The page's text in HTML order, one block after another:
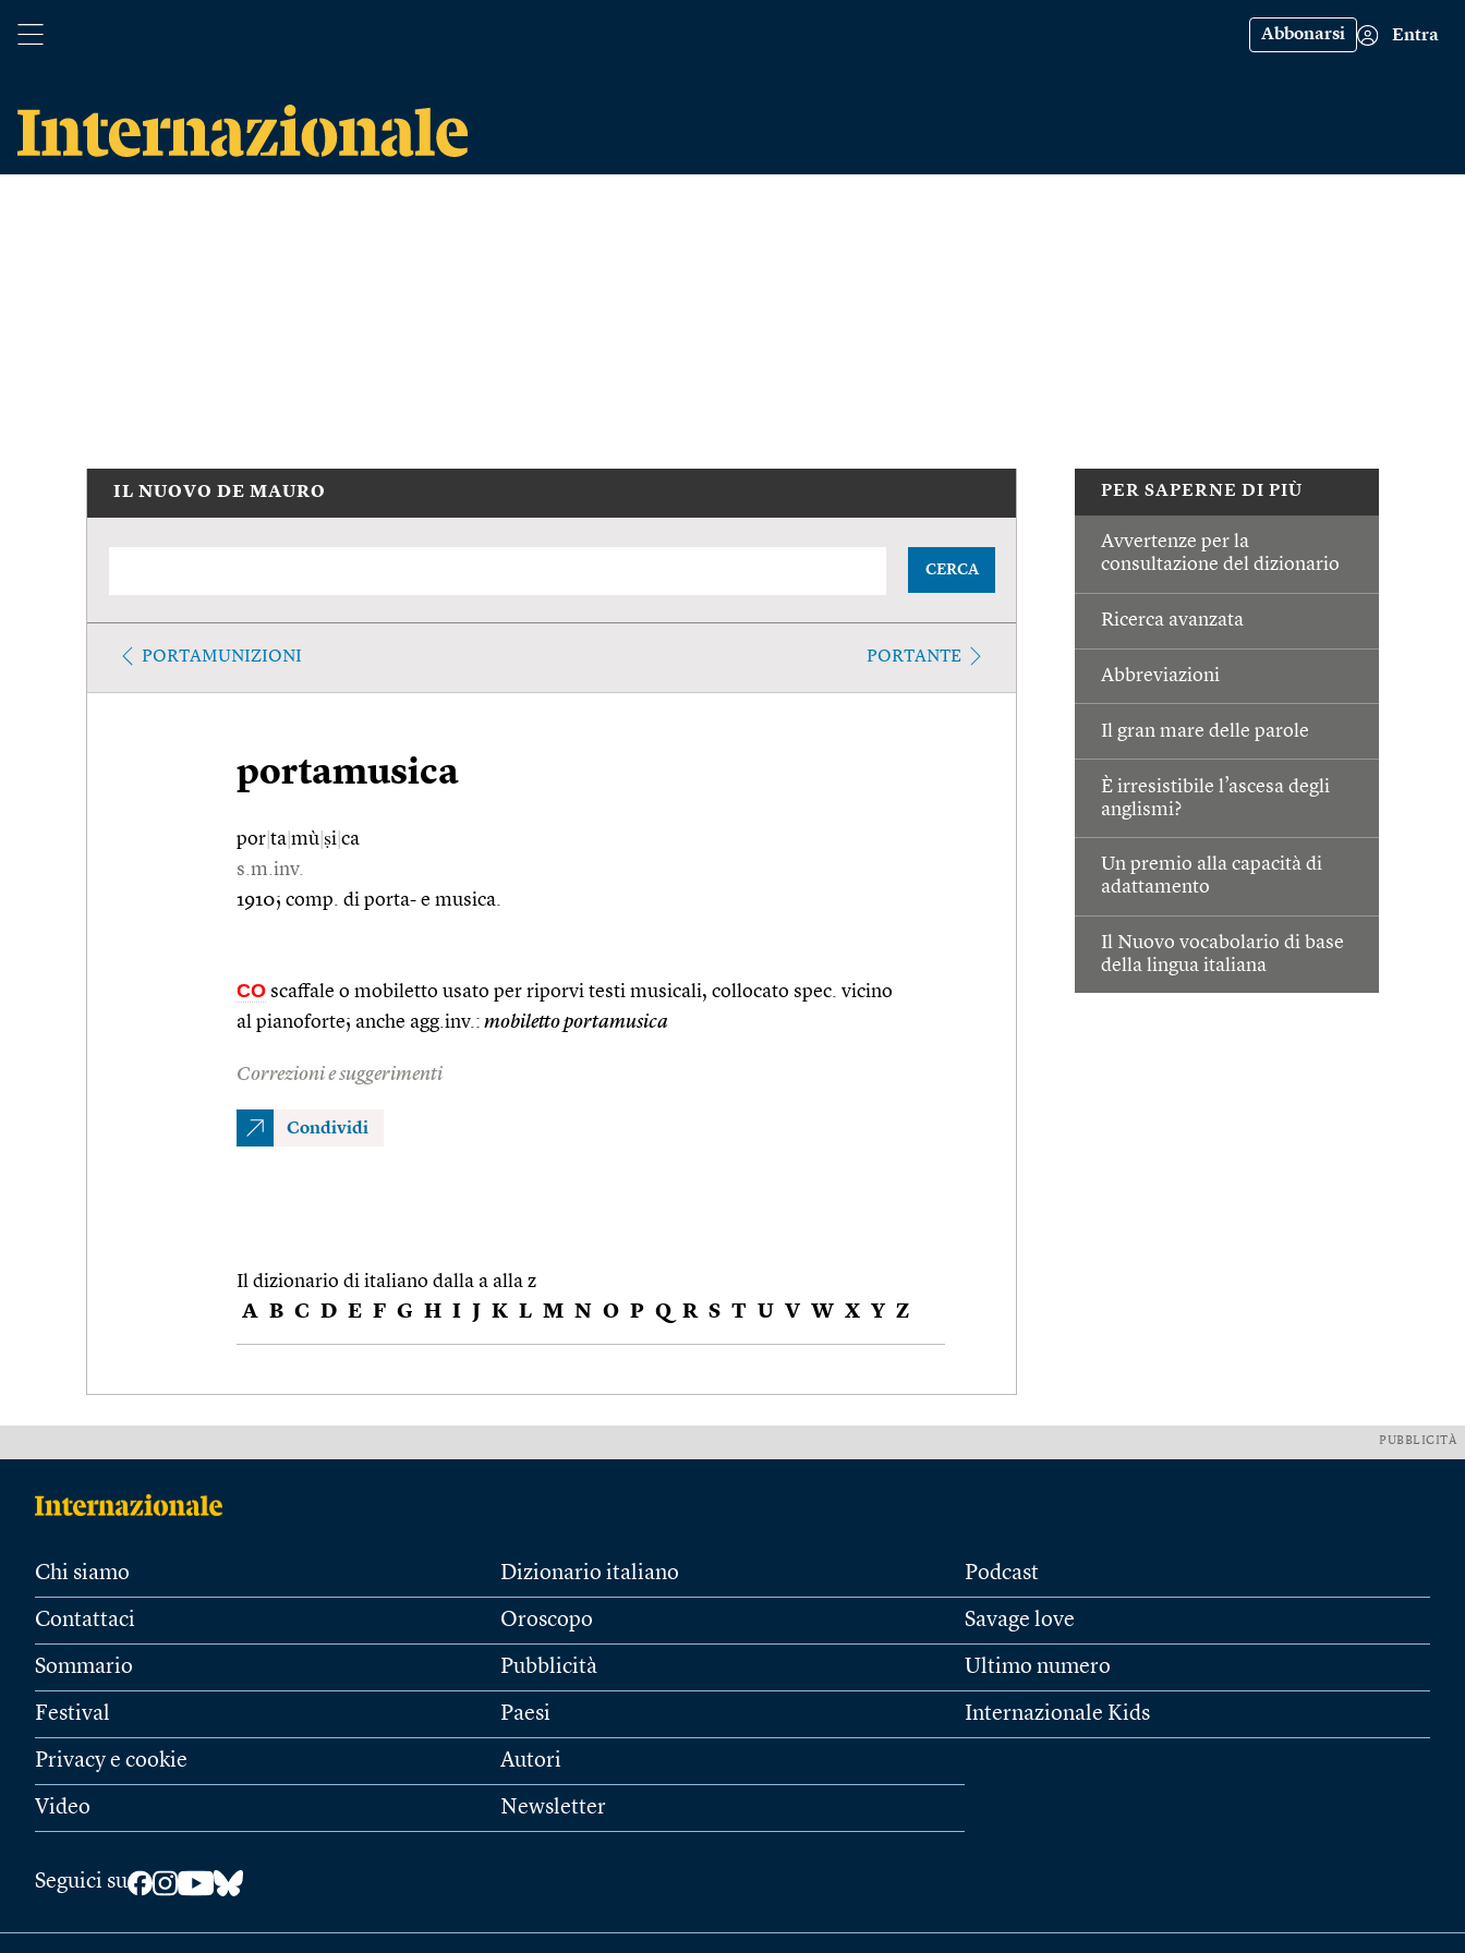
Abbonarsi Entra
PER SAPERNE DI PIÙ
Avvertenze per la
consultazione del dizionario
Ricerca avanzata
Abbreviazioni
Il gran mare delle parole
È irresistibile l’ascesa degli
anglismi?
Un premio alla capacità di
adattamento
Il Nuovo vocabolario di base
della lingua italiana
IL NUOVO DE MAURO
CERCA
PORTAMUNIZIONI PORTANTE
portamusica
por ta mù ṣi ca
s.m.inv.
1910; comp. di porta- e musica.
CO scaffale o mobiletto usato per riporvi testi musicali, collocato spec. vicino
al pianoforte; anche agg.inv.: mobiletto portamusica
Correzioni e suggerimenti
Condividi
Il dizionario di italiano dalla a alla z
A B C D E F G H I J K L M N O P Q R S T U V W X Y Z
PUBBLICITÀ
Chi siamo
Contattaci
Sommario
Festival
Privacy e cookie
Video
Dizionario italiano
Oroscopo
Pubblicità
Paesi
Autori
Newsletter
Podcast
Savage love
Ultimo numero
Internazionale Kids
Seguici su